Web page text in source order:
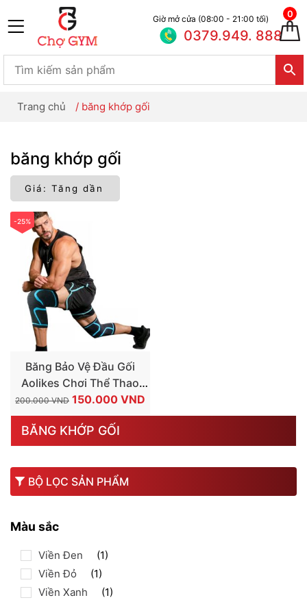
Giờ mở cửa (08:00 - 21:00 tối)
0379.949. 888
0
Trang chủ / băng khớp gối
BĂNG KHỚP GỐI
BỘ LỌC SẢN PHẨM
Màu sắc
Viền Đen
(1)
Viền Đỏ
(1)
Viền Xanh
(1)
băng khớp gối
-25%
Băng Bảo Vệ Đầu Gối
Aolikes Chơi Thể Thao
Cao Cấp (1 Đôi)
200.000VND GIÁ
GỐC
LÀ:
200.000 VND.
150.000 VND
HIỆN
LÀ:
150.000 VND.